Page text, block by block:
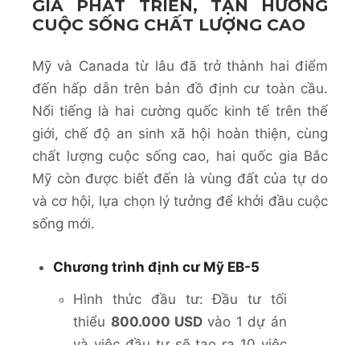
GIA PHÁT TRIỂN, TẬN HƯỞNG
CUỘC SỐNG CHẤT LƯỢNG CAO
Mỹ và Canada từ lâu đã trở thành hai điểm
đến hấp dẫn trên bản đồ định cư toàn cầu.
Nổi tiếng là hai cường quốc kinh tế trên thế
giới, chế độ an sinh xã hội hoàn thiện, cùng
chất lượng cuộc sống cao, hai quốc gia Bắc
Mỹ còn được biết đến là vùng đất của tự do
và cơ hội, lựa chọn lý tưởng để khởi đầu cuộc
sống mới.
Chương trình định cư Mỹ EB-5
Hình thức đầu tư: Đầu tư tối
thiểu 800.000 USDvào 1 dự án